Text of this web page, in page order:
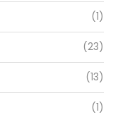
(1)
(23)
(13)
(1)